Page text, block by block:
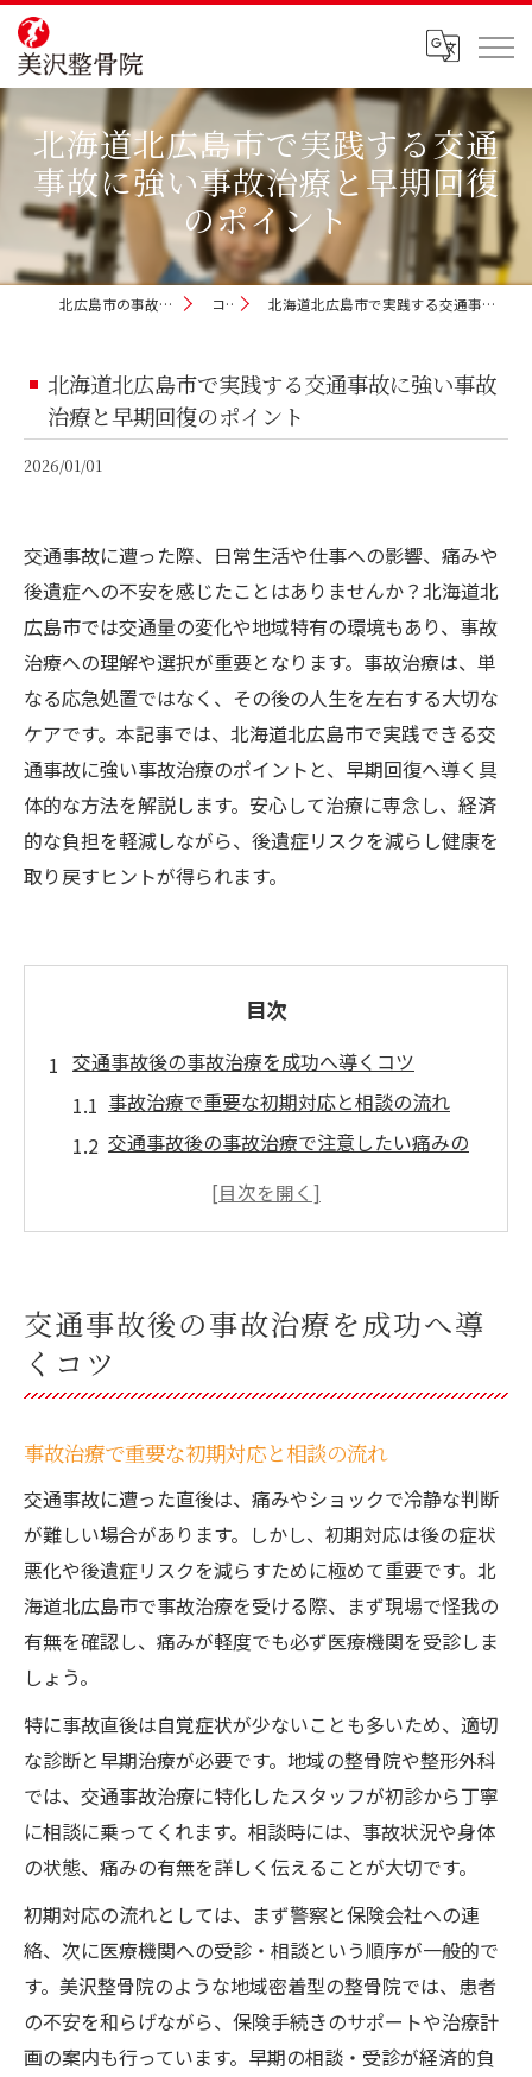
北海道北広島市で実践する交通
事故に強い事故治療と早期回復
のポイント
北広島市の事故治療なら美沢整骨院 コラム 北海道北広島市で実践する交通事故に強い事故治療と早期回復のポイント
北海道北広島市で実践する交通事故に強い事故
治療と早期回復のポイント
2026/01/01
交通事故に遭った際、日常生活や仕事への影響、痛みや
後遺症への不安を感じたことはありませんか？北海道北
広島市では交通量の変化や地域特有の環境もあり、事故
治療への理解や選択が重要となります。事故治療は、単
なる応急処置ではなく、その後の人生を左右する大切な
ケアです。本記事では、北海道北広島市で実践できる交
通事故に強い事故治療のポイントと、早期回復へ導く具
体的な方法を解説します。安心して治療に専念し、経済
的な負担を軽減しながら、後遺症リスクを減らし健康を
取り戻すヒントが得られます。
目次
交通事故後の事故治療を成功へ導くコツ
事故治療で重要な初期対応と相談の流れ
交通事故後の事故治療で注意したい痛みの
北海道北広島市で安心できる事故治療法とは
事故治療の相談で得られる安心サポートと
は
事故治療で重視すべき整骨院と整体の違い
事故治療と生活支援サービスの活用術
事故治療で実感できる地域密着のケア体制
むちうちや痛みに悩む方へ事故治療の最前線
ト
事故治療の痛み対策とリハビリの重要性
事故治療でつらい痛みを軽減する専門施術
事故治療で知っておきたい整骨院の対応力
治療費負担を抑える事故後の手続きポイント
事故治療の費用負担を減らす手続きの流れ
事故治療で必要な保険書類と申請準備
事故治療の費用補償を最大活用するコツ
交通事故後の事故治療を成功へ導
くコツ
事故治療で重要な初期対応と相談の流れ
交通事故に遭った直後は、痛みやショックで冷静な判断
が難しい場合があります。しかし、初期対応は後の症状
悪化や後遺症リスクを減らすために極めて重要です。北
海道北広島市で事故治療を受ける際、まず現場で怪我の
有無を確認し、痛みが軽度でも必ず医療機関を受診しま
しょう。
特に事故直後は自覚症状が少ないことも多いため、適切
な診断と早期治療が必要です。地域の整骨院や整形外科
では、交通事故治療に特化したスタッフが初診から丁寧
に相談に乗ってくれます。相談時には、事故状況や身体
の状態、痛みの有無を詳しく伝えることが大切です。
初期対応の流れとしては、まず警察と保険会社への連
絡、次に医療機関への受診・相談という順序が一般的で
す。美沢整骨院のような地域密着型の整骨院では、患者
の不安を和らげながら、保険手続きのサポートや治療計
画の案内も行っています。早期の相談・受診が経済的負